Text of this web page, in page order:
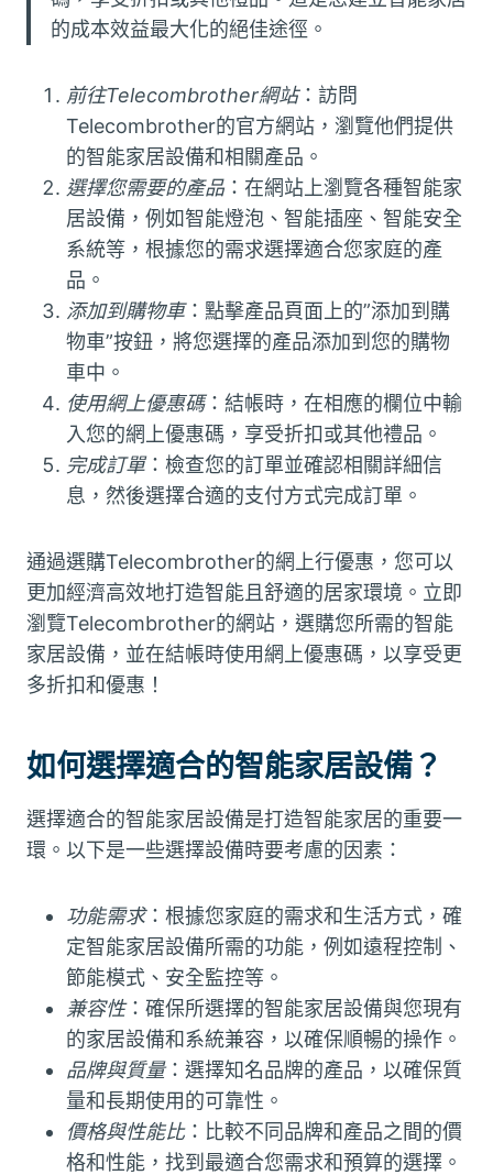
的成本效益最大化的絕佳途徑。
前往Telecombrother網站：訪問
Telecombrother的官方網站，瀏覽他們提供
的智能家居設備和相關產品。
選擇您需要的產品 ：在網站上瀏覽各種智能家
居設備，例如智能燈泡、智能插座、智能安全
系統等，根據您的需求選擇適合您家庭的產
品。
添加到購物車：點擊產品頁面上的”添加到購
物車”按鈕，將您選擇的產品添加到您的購物
車中。
使用網上優惠碼：結帳時，在相應的欄位中輸
入您的網上優惠碼，享受折扣或其他禮品。
完成訂單：檢查您的訂單並確認相關詳細信
息，然後選擇合適的支付方式完成訂單。
通過選購Telecombrother的網上行優惠，您可以
更加經濟高效地打造智能且舒適的居家環境。立即
瀏覽Telecombrother的網站，選購您所需的智能
家居設備，並在結帳時使用網上優惠碼，以享受更
多折扣和優惠！
如何選擇適合的智能家居設備？
選擇適合的智能家居設備是打造智能家居的重要一
環。以下是一些選擇設備時要考慮的因素：
功能需求：根據您家庭的需求和生活方式，確
定智能家居設備所需的功能，例如遠程控制、
節能模式、安全監控等。
兼容性：確保所選擇的智能家居設備與您現有
的家居設備和系統兼容，以確保順暢的操作。
品牌與質量：選擇知名品牌的產品，以確保質
量和長期使用的可靠性。
價格與性能比：比較不同品牌和產品之間的價
格和性能，找到最適合您需求和預算的選擇。